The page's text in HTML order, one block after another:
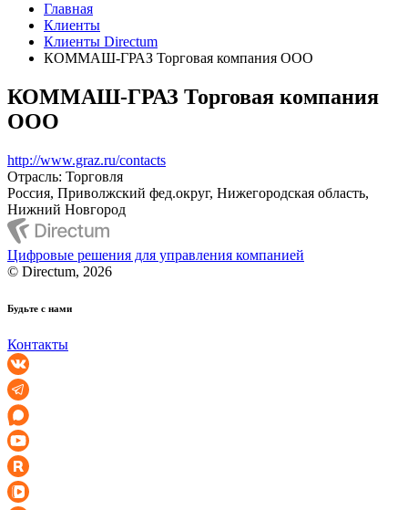
Главная
Клиенты
Клиенты Directum
КОММАШ-ГРАЗ Торговая компания ООО
КОММАШ-ГРАЗ Торговая компания
ООО
http://www.graz.ru/contacts
Отрасль: Торговля
Россия, Приволжский фед.округ, Нижегородская область,
Нижний Новгород
Цифровые решения для управления компанией
© Directum, 2026
Будьте с нами
Контакты